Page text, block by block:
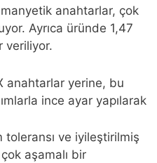
anahtarlar, çok
Ayrıca üründe 1,47
veriliyor.
anahtarlar yerine, bu
ince ayar yapılarak
ve iyileştirilmiş
aşamalı bir